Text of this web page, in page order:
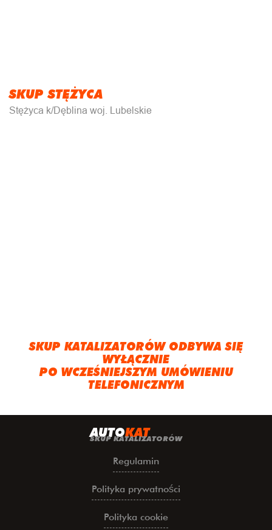
SKUP STĘŻYCA
Stężyca k/Dęblina woj. Lubelskie
SKUP KATALIZATORÓW ODBYWA SIĘ
WYŁĄCZNIE
PO WCZEŚNIEJSZYM UMÓWIENIU
TELEFONICZNYM
AUTOKAT
SKUP KATALIZATORÓW
Regulamin
Polityka prywatności
Polityka cookie